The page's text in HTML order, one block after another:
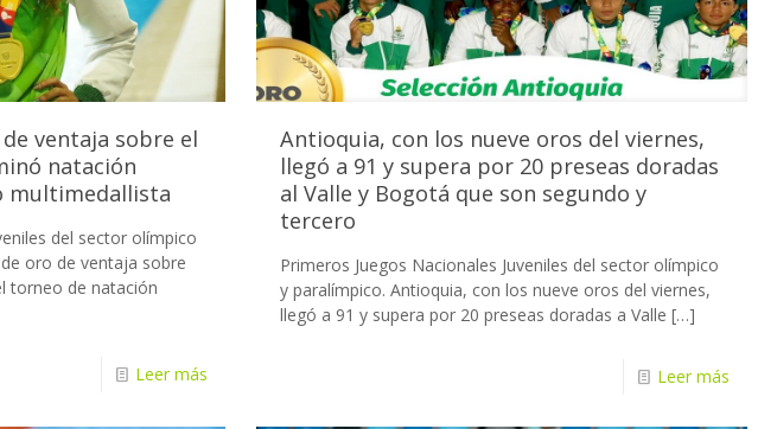
ventaja sobre el
natación
multimedallista
del sector olímpico
oro de ventaja sobre
torneo de natación
Leer más
Antioquia, con los nueve oros del viernes,
llegó a 91 y supera por 20 preseas doradas
al Valle y Bogotá que son segundo y
tercero
Primeros Juegos Nacionales Juveniles del sector olímpico
y paralímpico. Antioquia, con los nueve oros del viernes,
llegó a 91 y supera por 20 preseas doradas a Valle […]
Leer más